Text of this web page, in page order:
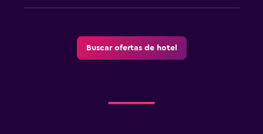
Buscar ofertas de hotel